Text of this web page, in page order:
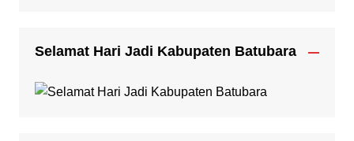
Selamat Hari Jadi Kabupaten Batubara